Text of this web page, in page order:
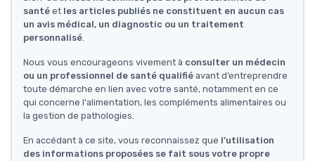
santé et les articles publiés ne constituent en aucun cas
un avis médical, un diagnostic ou un traitement
personnalisé.
Nous vous encourageons vivement à consulter un médecin
ou un professionnel de santé qualifié avant d’entreprendre
toute démarche en lien avec votre santé, notamment en ce
qui concerne l'alimentation, les compléments alimentaires ou
la gestion de pathologies.
En accédant à ce site, vous reconnaissez que l'utilisation
des informations proposées se fait sous votre propre